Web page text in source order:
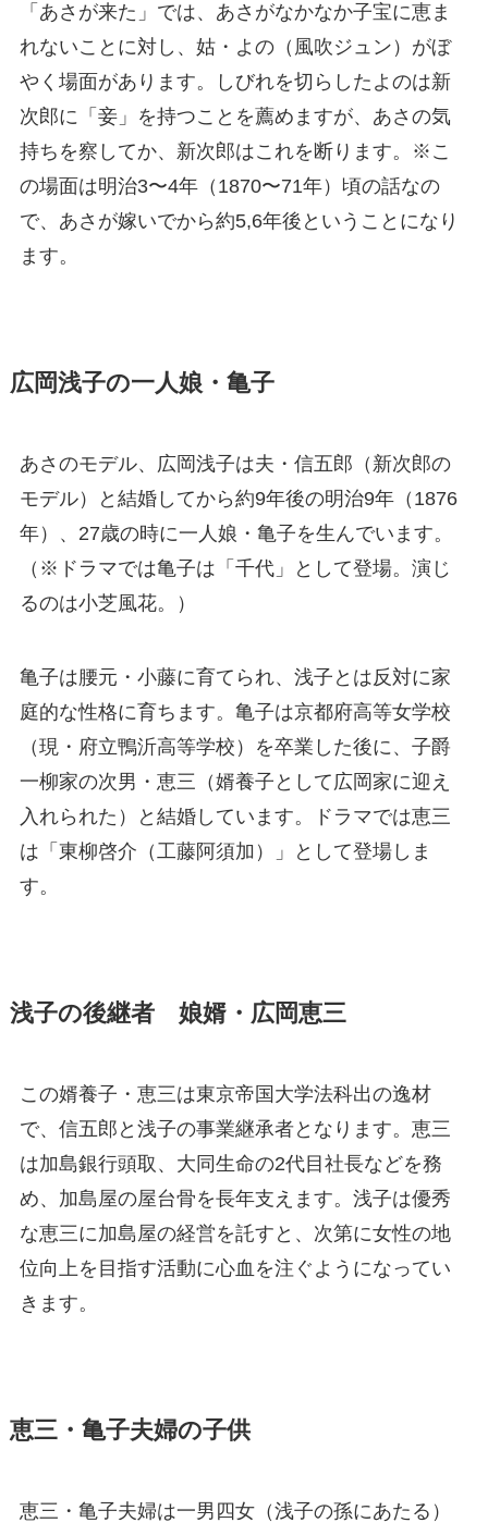
「あさが来た」では、あさがなかなか子宝に恵ま
れないことに対し、姑・よの（風吹ジュン）がぼ
やく場面があります。しびれを切らしたよのは新
次郎に「妾」を持つことを薦めますが、あさの気
持ちを察してか、新次郎はこれを断ります。※こ
の場面は明治3〜4年（1870〜71年）頃の話なの
で、あさが嫁いでから約5,6年後ということになり
ます。
広岡浅子の一人娘・亀子
あさのモデル、広岡浅子は夫・信五郎（新次郎の
モデル）と結婚してから約9年後の明治9年（1876
年）、27歳の時に一人娘・亀子を生んでいます。
（※ドラマでは亀子は「千代」として登場。演じ
るのは小芝風花。）
亀子は腰元・小藤に育てられ、浅子とは反対に家
庭的な性格に育ちます。亀子は京都府高等女学校
（現・府立鴨沂高等学校）を卒業した後に、子爵
一柳家の次男・恵三（婿養子として広岡家に迎え
入れられた）と結婚しています。ドラマでは恵三
は「東柳啓介（工藤阿須加）」として登場しま
す。
浅子の後継者 娘婿・広岡恵三
この婿養子・恵三は東京帝国大学法科出の逸材
で、信五郎と浅子の事業継承者となります。恵三
は加島銀行頭取、大同生命の2代目社長などを務
め、加島屋の屋台骨を長年支えます。浅子は優秀
な恵三に加島屋の経営を託すと、次第に女性の地
位向上を目指す活動に心血を注ぐようになってい
きます。
恵三・亀子夫婦の子供
恵三・亀子夫婦は一男四女（浅子の孫にあたる）